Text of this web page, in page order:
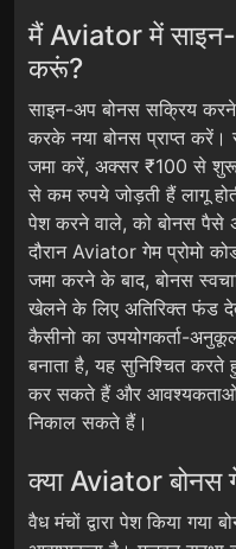
मैं Aviator में
करूं?
साइन-अप बोनस सक्रिय
करके नया बोनस प्राप्त करें।
जमा करें, अक्सर ₹100 से शुरू
से कम रुपये जोड़ती हैं लागू
पेश करने वाले, को बोनस
दौरान Aviator गेम प्रोमो
जमा करने के बाद, बोनस
खेलने के लिए अतिरिक्त फंड
कैसीनो का उपयोगकर्ता-
बनाता है, यह सुनिश्चित
कर सकते हैं और आवश्यकताओं
निकाल सकते हैं।
क्या Aviator बोनस
वैध मंचों द्वारा पेश किया